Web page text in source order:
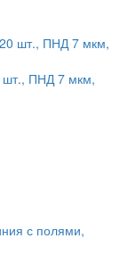
шт., ПНД 7 мкм,